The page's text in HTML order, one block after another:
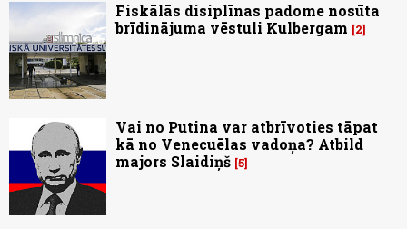
Fiskālās disiplīnas padome nosūta
brīdinājuma vēstuli Kulbergam
2
Vai no Putina var atbrīvoties tāpat
kā no Venecuēlas vadoņa? Atbild
majors Slaidiņš 5